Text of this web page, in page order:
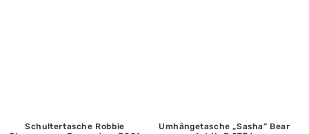
Schultertasche Robbie
Umhängetasche „Sasha“ Bear